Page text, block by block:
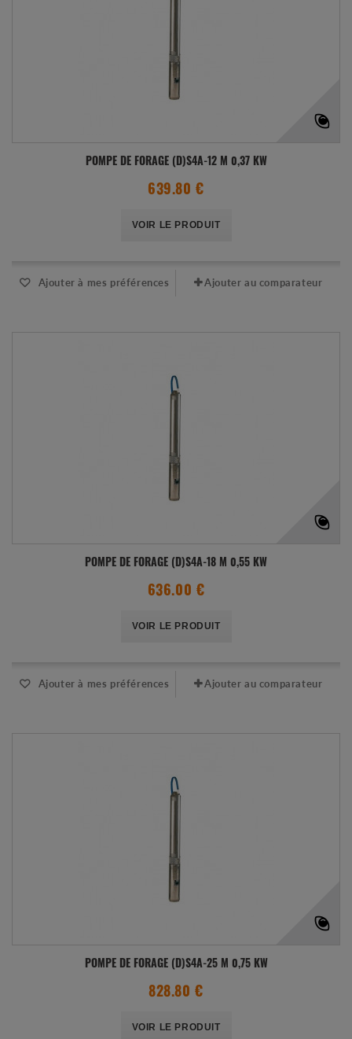
POMPE DE FORAGE (D)S4A-12 M 0,37 KW
639.80 €
VOIR LE PRODUIT
Ajouter à mes préférences Ajouter au comparateur
POMPE DE FORAGE (D)S4A-18 M 0,55 KW
636.00 €
VOIR LE PRODUIT
Ajouter à mes préférences Ajouter au comparateur
POMPE DE FORAGE (D)S4A-25 M 0,75 KW
828.80 €
VOIR LE PRODUIT